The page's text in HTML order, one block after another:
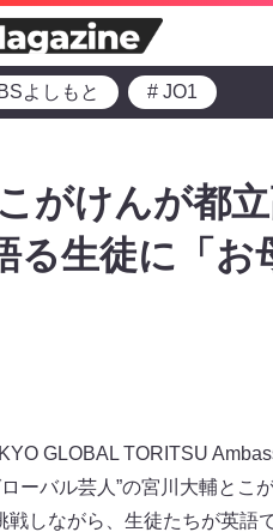
よしもと # JO1
がけんが都
生徒に「お
GLOBAL TORITSU
ーバル芸人”の宮川大輔とこ
しながら、生徒たちが英語